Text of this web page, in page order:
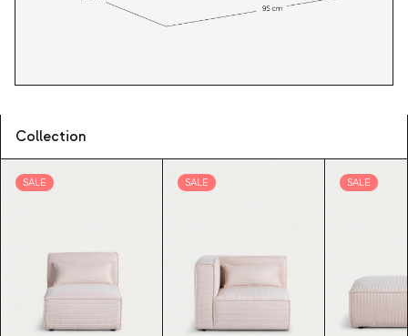
Collection
SALE SALE SALE